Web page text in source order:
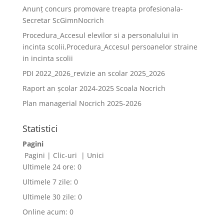
Anunț concurs promovare treapta profesionala-
Secretar ScGimnNocrich
Procedura_Accesul elevilor si a personalului in
incinta scolii,Procedura_Accesul persoanelor straine
in incinta scolii
PDI 2022_2026_revizie an scolar 2025_2026
Raport an școlar 2024-2025 Scoala Nocrich
Plan managerial Nocrich 2025-2026
Statistici
Pagini
Pagini | Clic-uri | Unici
Ultimele 24 ore: 0
Ultimele 7 zile: 0
Ultimele 30 zile: 0
Online acum: 0